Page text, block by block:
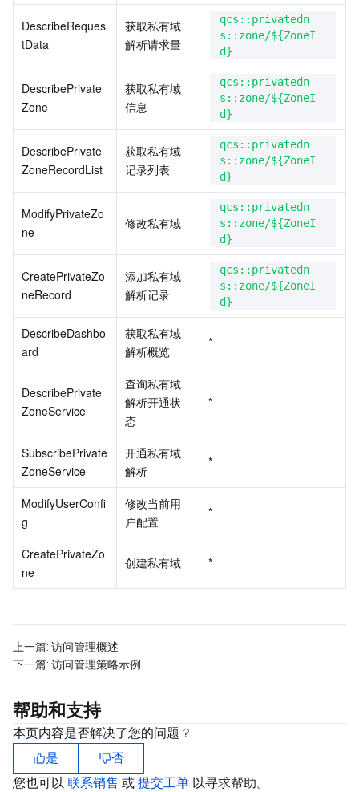
Anycast 公网加速
共享带宽包
VPN 连接
私有连接
弹性公网 IP
全球应用加速
游戏安全
漏洞扫描服务
防火墙管理
移动解析 HTTPDNS
DNSPod
云解析 DNS
腾讯会议
腾讯乐享
腾讯云企业网盘
弹性 MapReduce
Elasticsearch Service
流计算 Oceanus
数据湖计算
腾讯云数据仓库 TCHouse-C
腾讯云数据仓库 TCHouse-D
腾讯云数据仓库 TCHouse-P
数据开发治理平台 WeData
腾讯云 BI
AI 基础产品
人脸识别
语音合成
语音识别
机器翻译
文字识别
人脸融合
AI 应用产品
腾讯云智能数智人
人脸核身
AI 平台产品
腾讯云大模型训推平台TI-ONE
智能音乐平台
腾讯大模型
腾讯云智能体开发平台
知识引擎原子能力
大模型图像创作引擎
大模型视频创作引擎
腾讯混元生3D
大模型服务平台 TokenHub
物联网
物联网通信
消息队列
消息队列 CKafka 版
消息队列 RocketMQ 版
消息队列 RabbitMQ 版
消息队列 MQTT 版
消息队列 CMQ 版
消息队列 CMQ
通信服务
短信
移动推送
实时互动
即时通信 IM
实时互动-教育版
实时互动-工业能源版
游戏多媒体引擎
云联络中心
视频服务
媒体包装
媒体传输
云直播
云点播
直播录制
媒体处理
媒体处理
应用云渲染
云桌面
视频终端SDK
直播 SDK
短视频 SDK
教育服务
互动白板
医疗服务
智能导诊
智能预问诊
云资源管理
SDK
智能顾问
标签
云资源自动化 for Terraform
云市场
云原生构建
腾讯云代码助手
腾讯云代码分析
Low Code
云开发 CloudBase
监控与运维
腾讯云可观测平台
应用性能监控
API 与工具
云迁移
软件产品公告专区
DescribeReques
tData
获取私有域
解析请求量
qcs::privatedn
s::zone/${ZoneI
d}
DescribePrivate
Zone
获取私有域
信息
qcs::privatedn
s::zone/${ZoneI
d}
DescribePrivate
ZoneRecordList
获取私有域
记录列表
qcs::privatedn
s::zone/${ZoneI
d}
ModifyPrivateZo
ne
修改私有域
qcs::privatedn
s::zone/${ZoneI
d}
CreatePrivateZo
neRecord
添加私有域
解析记录
qcs::privatedn
s::zone/${ZoneI
d}
DescribeDashbo
ard
获取私有域
解析概览
*
DescribePrivate
ZoneService
查询私有域
解析开通状
态
*
SubscribePrivate
ZoneService
开通私有域
解析
*
ModifyUserConfi
g
修改当前用
户配置
*
CreatePrivateZo
ne
创建私有域 *
上一篇: 访问管理概述
下一篇: 访问管理策略示例
帮助和支持
本页内容是否解决了您的问题？
是
否
您也可以 联系销售 或 提交工单 以寻求帮助。